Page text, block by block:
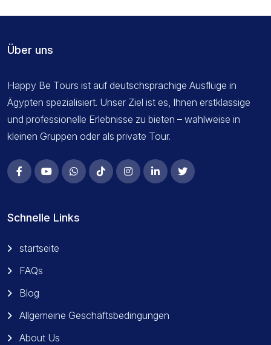
Über uns
Happy Be Tours ist auf deutschsprachige Ausflüge in
Ägypten spezialisiert. Unser Ziel ist es, Ihnen erstklassige
und professionelle Erlebnisse zu bieten – wahlweise in
kleinen Gruppen oder als private Tour.
Schnelle Links
startseite
FAQs
Blog
Allgemeine Geschäftsbedingungen
About Us